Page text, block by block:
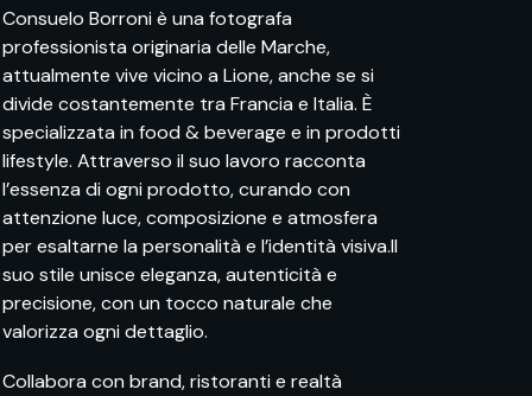
Consuelo Borroni è una fotografa
professionista originaria delle Marche,
attualmente vive vicino a Lione, anche se si
divide costantemente tra Francia e Italia. È
specializzata in food & beverage e in prodotti
lifestyle. Attraverso il suo lavoro racconta
l’essenza di ogni prodotto, curando con
attenzione luce, composizione e atmosfera
per esaltarne la personalità e l’identità visiva.Il
suo stile unisce eleganza, autenticità e
precisione, con un tocco naturale che
valorizza ogni dettaglio.
Collabora con brand, ristoranti e realtà